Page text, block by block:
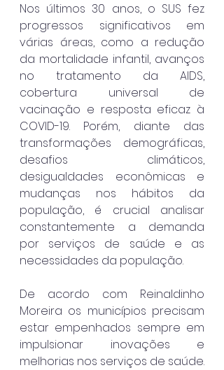
Nos últimos 30 anos, o SUS fez
progressos significativos em
várias áreas, como a redução
da mortalidade infantil, avanços
no tratamento da AIDS,
cobertura universal de
vacinação e resposta eficaz à
COVID-19. Porém, diante das
transformações demográficas,
desafios climáticos,
desigualdades econômicas e
mudanças nos hábitos da
população, é crucial analisar
constantemente a demanda
por serviços de saúde e as
necessidades da população.
De acordo com Reinaldinho
Moreira os municípios precisam
estar empenhados sempre em
impulsionar inovações e
melhorias nos serviços de saúde.